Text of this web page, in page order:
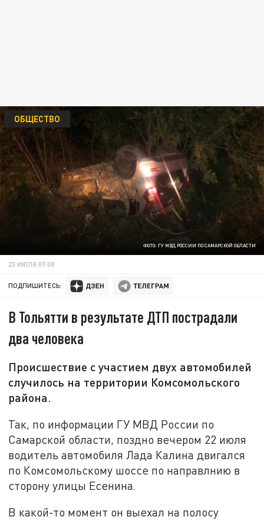
ФОТО: ГУ МВД РОССИИ ПО САМАРСКОЙ ОБЛАСТИ
ОБЩЕСТВО
23 ИЮЛЯ 07:08
ПОДПИШИТЕСЬ:
В Тольятти в результате ДТП пострадали
два человека
Происшествие с участием двух автомобилей
случилось на территории Комсомольского
района.
Так, по информации ГУ МВД России по
Самарской области, поздно вечером 22 июля
водитель автомобиля Лада Калина двигался
по Комсомольскому шоссе по направлнию в
сторону улицы Есенина.
В какой-то момент он выехал на полосу